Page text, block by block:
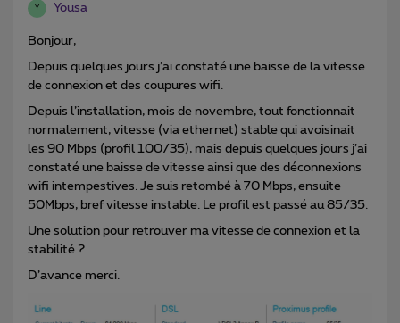
Y Yousa
Bonjour,
Depuis quelques jours j’ai constaté une baisse de la vitesse
de connexion et des coupures wifi.
Depuis l’installation, mois de novembre, tout fonctionnait
normalement, vitesse (via ethernet) stable qui avoisinait
les 90 Mbps (profil 100/35), mais depuis quelques jours j’ai
constaté une baisse de vitesse ainsi que des déconnexions
wifi intempestives. Je suis retombé à 70 Mbps, ensuite
50Mbps, bref vitesse instable. Le profil est passé au 85/35.
Une solution pour retrouver ma vitesse de connexion et la
stabilité ?
D’avance merci.